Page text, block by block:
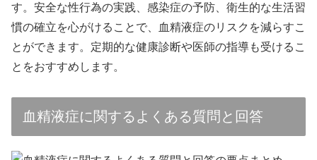
す。安全な性行為の実践、感染症の予防、衛生的な生活習
慣の確立を心がけることで、血精液症のリスクを減らすこ
とができます。定期的な健康診断や医師の指導も受けるこ
とをおすすめします。
血精液症に関するよくある質問と回答